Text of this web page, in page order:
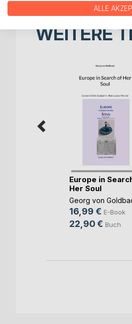
WEITERE
Europe in
Her Soul
Georg von
16,99 € E-Book
22,90 € Buch
ALLE